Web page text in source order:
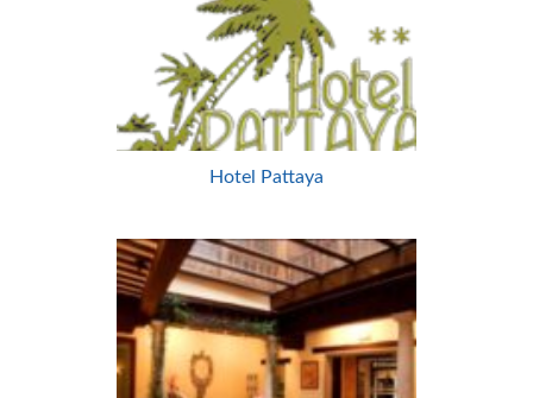
Hotel Pattaya